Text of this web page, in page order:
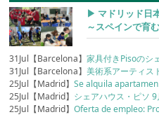
▶︎ マドリッド日
～スペインで育
31Jul【Barcelona】家具付きPisoのシ
31Jul【Barcelona】美術系アーティス
25Jul【Madrid】Se alquila
25Jul【Madrid】 シェアハウス・ピソ
25Jul【Madrid】Oferta de empleo: